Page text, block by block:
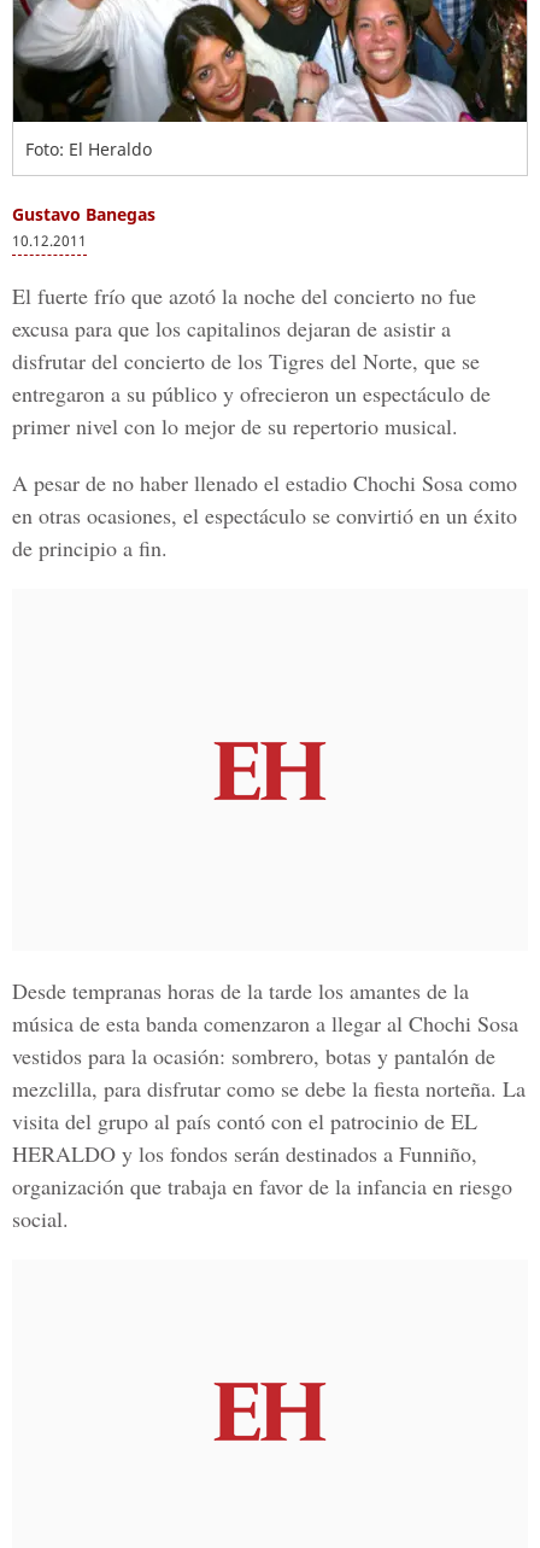
Foto: El Heraldo
Gustavo Banegas
10.12.2011
El fuerte frío que azotó la noche del concierto no fue
excusa para que los capitalinos dejaran de asistir a
disfrutar del concierto de los Tigres del Norte, que se
entregaron a su público y ofrecieron un espectáculo de
primer nivel con lo mejor de su repertorio musical.
A pesar de no haber llenado el estadio Chochi Sosa como
en otras ocasiones, el espectáculo se convirtió en un éxito
de principio a fin.
Desde tempranas horas de la tarde los amantes de la
música de esta banda comenzaron a llegar al Chochi Sosa
vestidos para la ocasión: sombrero, botas y pantalón de
mezclilla, para disfrutar como se debe la fiesta norteña. La
visita del grupo al país contó con el patrocinio de EL
HERALDO y los fondos serán destinados a Funniño,
organización que trabaja en favor de la infancia en riesgo
social.